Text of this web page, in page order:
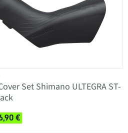
Set Shimano ULTEGRA ST-
€